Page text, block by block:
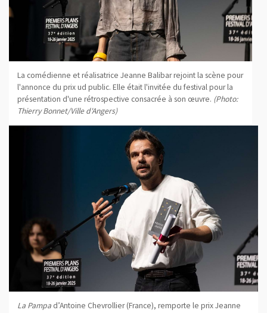
La comédienne et réalisatrice Jeanne Balibar rejoint la scène pour
l'annonce du prix ud public. Elle était l'invitée du festival pour la
présentation d'une rétrospective consacrée à son œuvre. (Photo:
Thierry Bonnet/Ville d'Angers)
La Pampad’Antoine Chevrollier (France), remporte le prix Jeanne